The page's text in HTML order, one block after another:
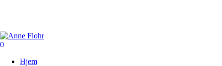
content
0
Hjem